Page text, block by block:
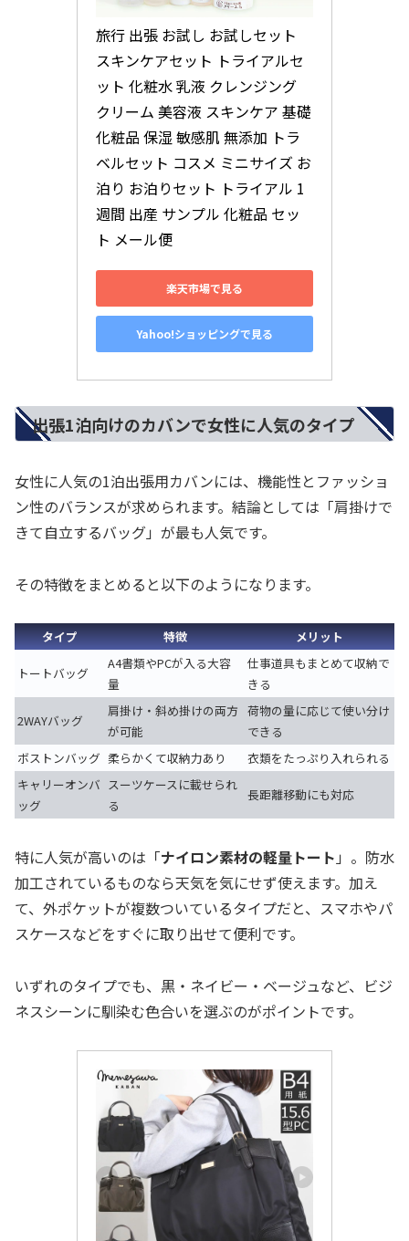
旅行 出張 お試し お試しセット
スキンケアセット トライアルセ
ット 化粧水 乳液 クレンジング
クリーム 美容液 スキンケア 基礎
化粧品 保湿 敏感肌 無添加 トラ
ベルセット コスメ ミニサイズ お
泊り お泊りセット トライアル 1
週間 出産 サンプル 化粧品 セッ
ト メール便
楽天市場で見る
Yahoo!ショッピングで見る
出張1泊向けのカバンで女性に人気のタイプ
女性に人気の1泊出張用カバンには、機能性とファッショ
ン性のバランスが求められます。結論としては「肩掛けで
きて自立するバッグ」が最も人気です。
その特徴をまとめると以下のようになります。
タイプ 特徴 メリット
トートバッグ
A4書類やPCが入る大容
量
仕事道具もまとめて収納で
きる
2WAYバッグ
肩掛け・斜め掛けの両方
が可能
荷物の量に応じて使い分け
できる
ボストンバッグ 柔らかくて収納力あり
衣類をたっぷり入れられる
キャリーオンバ
ッグ
スーツケースに載せられ
る
長距離移動にも対応
特に人気が高いのは「ナイロン素材の軽量トート 」。防水
加工されているものなら天気を気にせず使えます。加え
て、外ポケットが複数ついているタイプだと、スマホやパ
スケースなどをすぐに取り出せて便利です。
いずれのタイプでも、黒・ネイビー・ベージュなど、ビジ
ネスシーンに馴染む色合いを選ぶのがポイントです。